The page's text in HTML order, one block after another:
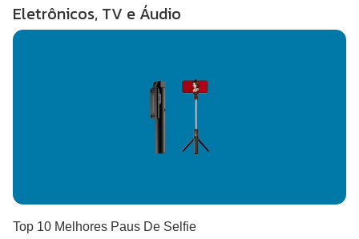
Eletrônicos, TV e Áudio
Top 10 Melhores Paus De Selfie